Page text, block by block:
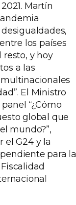
Martín
los países
resto, y hoy
a las
El Ministro
“¿Cómo
global que
mundo?”,
el G24 y la
para la